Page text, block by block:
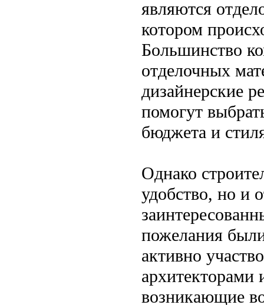
являются
котором
Большинство
отделочных
дизайнерские
помогут
бюджета и
Однако
удобство, но и
пожелания
активно
архитекторами
возникающие